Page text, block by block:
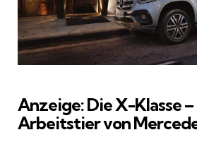
Anzeige: Die X-Klasse –
Arbeitstier von